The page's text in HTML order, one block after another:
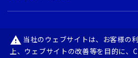
warning 当社のウェブサイトは、お客様の
上、ウェブサイトの改善等を目的に、